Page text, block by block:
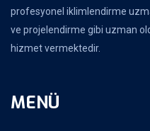
profesyonel iklimlendirme
ve projelendirme gibi uzman
hizmet vermektedir.
MENÜ